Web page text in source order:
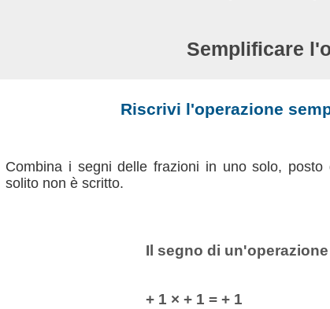
Semplificare
Riscrivi l'operazione
Combina i segni delle frazioni in uno solo,
solito non è scritto.
Il segno di
+ 1 × + 1 = + 1